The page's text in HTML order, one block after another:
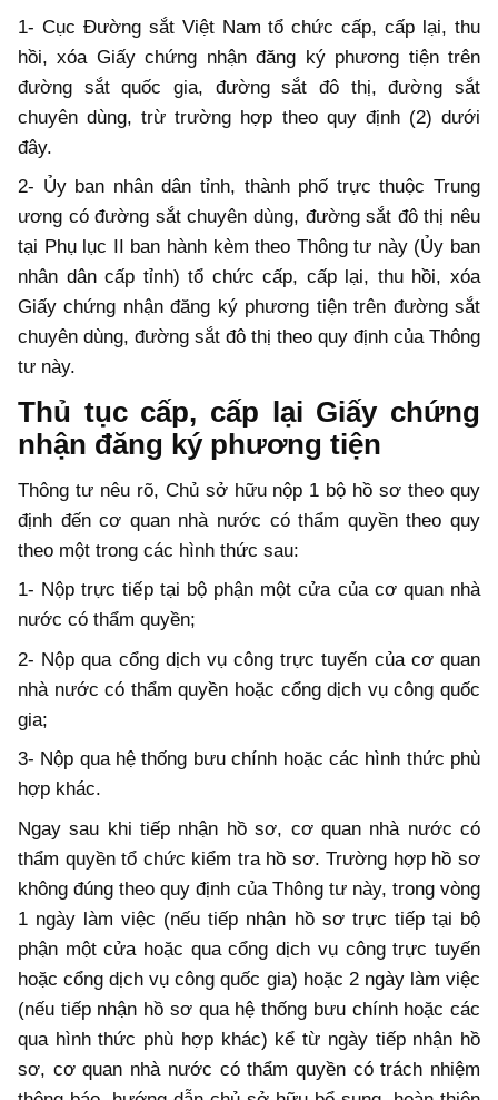
1- Cục Đường sắt Việt Nam tổ chức cấp, cấp lại, thu
hồi, xóa Giấy chứng nhận đăng ký phương tiện trên
đường sắt quốc gia, đường sắt đô thị, đường sắt
chuyên dùng, trừ trường hợp theo quy định (2) dưới
đây.
2- Ủy ban nhân dân tỉnh, thành phố trực thuộc Trung
ương có đường sắt chuyên dùng, đường sắt đô thị nêu
tại Phụ lục II ban hành kèm theo Thông tư này (Ủy ban
nhân dân cấp tỉnh) tổ chức cấp, cấp lại, thu hồi, xóa
Giấy chứng nhận đăng ký phương tiện trên đường sắt
chuyên dùng, đường sắt đô thị theo quy định của Thông
tư này.
Thủ tục cấp, cấp lại Giấy chứng
nhận đăng ký phương tiện
Thông tư nêu rõ, Chủ sở hữu nộp 1 bộ hồ sơ theo quy
định đến cơ quan nhà nước có thẩm quyền theo quy
theo một trong các hình thức sau:
1- Nộp trực tiếp tại bộ phận một cửa của cơ quan nhà
nước có thẩm quyền;
2- Nộp qua cổng dịch vụ công trực tuyến của cơ quan
nhà nước có thẩm quyền hoặc cổng dịch vụ công quốc
gia;
3- Nộp qua hệ thống bưu chính hoặc các hình thức phù
hợp khác.
Ngay sau khi tiếp nhận hồ sơ, cơ quan nhà nước có
thẩm quyền tổ chức kiểm tra hồ sơ. Trường hợp hồ sơ
không đúng theo quy định của Thông tư này, trong vòng
1 ngày làm việc (nếu tiếp nhận hồ sơ trực tiếp tại bộ
phận một cửa hoặc qua cổng dịch vụ công trực tuyến
hoặc cổng dịch vụ công quốc gia) hoặc 2 ngày làm việc
(nếu tiếp nhận hồ sơ qua hệ thống bưu chính hoặc các
qua hình thức phù hợp khác) kể từ ngày tiếp nhận hồ
sơ, cơ quan nhà nước có thẩm quyền có trách nhiệm